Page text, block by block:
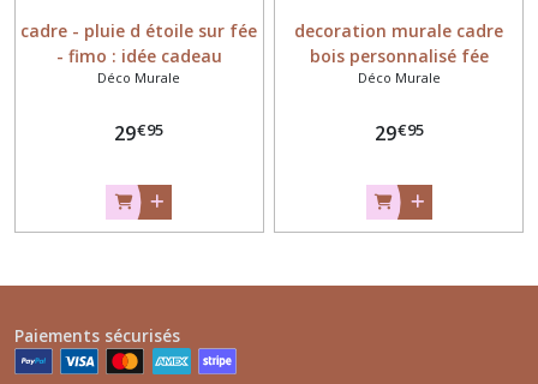
cadre - pluie d étoile sur fée
- fimo : idée cadeau
personnalisé
Déco Murale
29€95
decoration murale cadre
bois personnalisé fée
prénom fimo
Déco Murale
29€95
Paiements sécurisés